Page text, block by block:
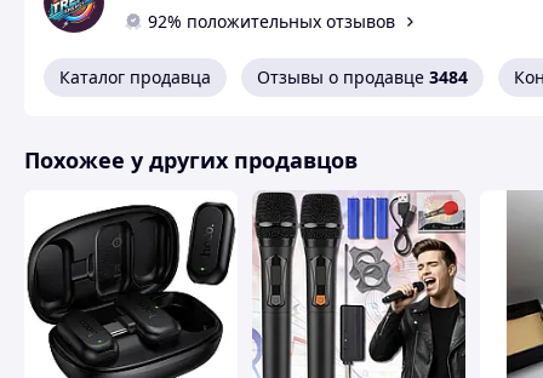
92% положительных отзывов
Каталог продавца Отзывы о продавце 3484
Похожее у других продавцов